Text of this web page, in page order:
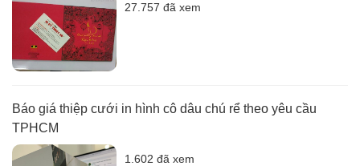
27.757 đã xem
Báo giá thiệp cưới in hình cô dâu chú rể theo yêu cầu
TPHCM
1.602 đã xem